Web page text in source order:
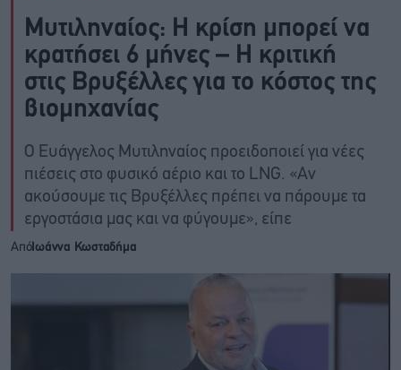
Μυτιληναίος: Η κρίση μπορεί να
κρατήσει 6 μήνες – Η κριτική
στις Βρυξέλλες για το κόστος της
βιομηχανίας
O Ευάγγελος Μυτιληναίος προειδοποιεί για νέες
πιέσεις στο φυσικό αέριο και το LNG. «Αν
ακούσουμε τις Βρυξέλλες πρέπει να πάρουμε τα
εργοστάσια μας και να φύγουμε», είπε
ΑπόΙωάννα Κωσταδήμα